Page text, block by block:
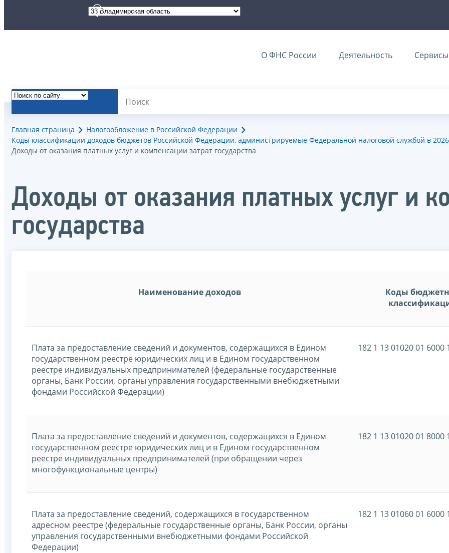
О ФНС России Деятельность Сервисы
Главная страница
Налогообложение в Российской Федерации
Коды классификации доходов бюджетов Российской Федерации, администрируемые Федеральной налоговой службой в 2026
Доходы от оказания платных услуг и компенсации затрат государства
Доходы от оказания платных услуг и
государства
Наименование доходов
Коды
Плата за предоставление сведений и документов, содержащихся в Едином
государственном реестре юридических лиц и в Едином государственном
реестре индивидуальных предпринимателей (федеральные государственные
органы, Банк России, органы управления государственными внебюджетными
фондами Российской Федерации)
182 1 13 01020 01 6000
Плата за предоставление сведений и документов, содержащихся в Едином
государственном реестре юридических лиц и в Едином государственном
реестре индивидуальных предпринимателей (при обращении через
многофункциональные центры)
182 1 13 01020 01 8000
Плата за предоставление сведений, содержащихся в государственном
адресном реестре (федеральные государственные органы, Банк России, органы
управления государственными внебюджетными фондами Российской
Федерации)
182 1 13 01060 01 6000